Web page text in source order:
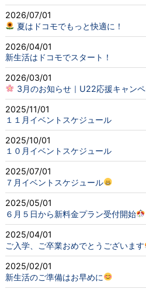
2026/07/01
夏はドコモでもっと快適に！
2026/04/01
新生活はドコモでスタート！
2026/03/01
3月のお知らせ｜U22応援キャンペ
2025/11/01
１１月イベントスケジュール
2025/10/01
１０月イベントスケジュール
2025/07/01
７月イベントスケジュール
2025/05/01
６月５日から新料金プラン受付開始
2025/04/01
ご入学、ご卒業おめでとうございます
2025/02/01
新生活のご準備はお早めに